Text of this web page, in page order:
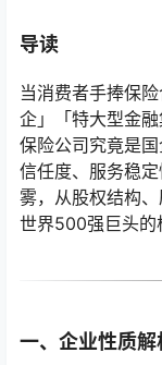
导读
当消费者手捧保
企」「特大型金
保险公司究竟是
信任度、服务稳
雾，从股权结构
世界500强巨头的
一、企业性质